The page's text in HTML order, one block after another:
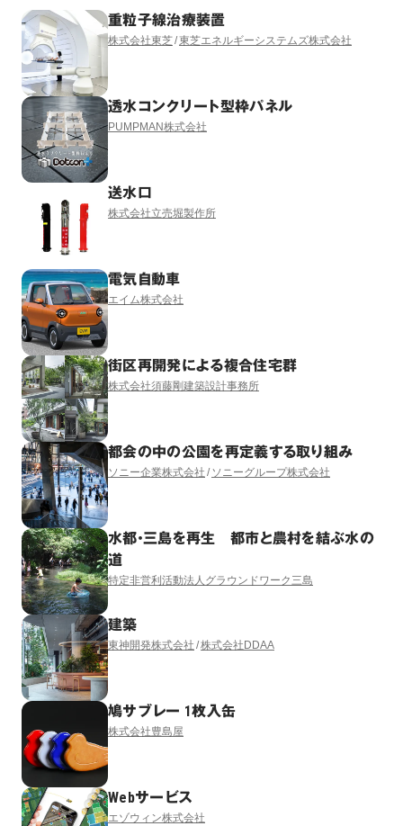
重粒子線治療装置
株式会社東芝 東芝エネルギーシステムズ株式会社
透水コンクリート型枠パネル
PUMPMAN株式会社
送水口
株式会社立売堀製作所
電気自動車
エイム株式会社
街区再開発による複合住宅群
株式会社須藤剛建築設計事務所
都会の中の公園を再定義する取り組み
ソニー企業株式会社 ソニーグループ株式会社
水都・三島を再生 都市と農村を結ぶ水の
道
特定非営利活動法人グラウンドワーク三島
建築
東神開発株式会社 株式会社DDAA
鳩サブレー 1枚入缶
株式会社豊島屋
Webサービス
エゾウィン株式会社